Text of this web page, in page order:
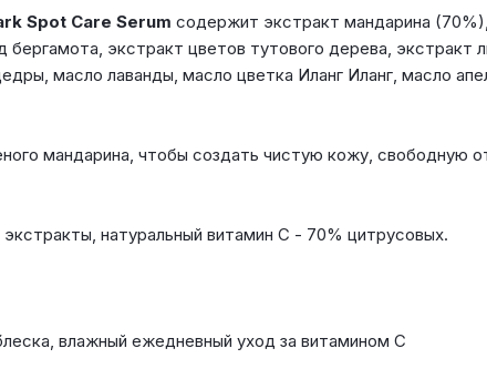
Spot Care Serum содержит экстракт мандарина
бергамота, экстракт цветов тутового дерева, экстракт
масло лаванды, масло цветка Иланг Иланг, масло
мандарина, чтобы создать чистую кожу, свободную
натуральный витамин С - 70% цитрусовых.
влажный ежедневный уход за витамином С